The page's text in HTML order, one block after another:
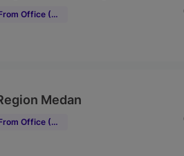
Work From Office (WFO)
Medan
Work From Office (WFO)